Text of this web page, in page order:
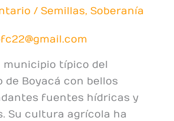
/ Semillas, Soberanía
municipio típico del
de Boyacá con bellos
fuentes hídricas y
Su cultura agrícola ha